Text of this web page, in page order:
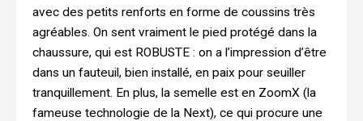
avec des petits renforts en forme de coussins très
agréables. On sent vraiment le pied protégé dans la
chaussure, qui est ROBUSTE : on a l’impression d’être
dans un fauteuil, bien installé, en paix pour seuiller
tranquillement. En plus, la semelle est en ZoomX (la
fameuse technologie de la Next), ce qui procure une